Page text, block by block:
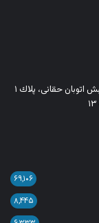
آدرس: تهران - خیابان میرداماد، خیابان مصدق جنوبی،نبش اتوبان حقانی، پلاك ١
۶۹,۱۰۶
۸,۴۴۵